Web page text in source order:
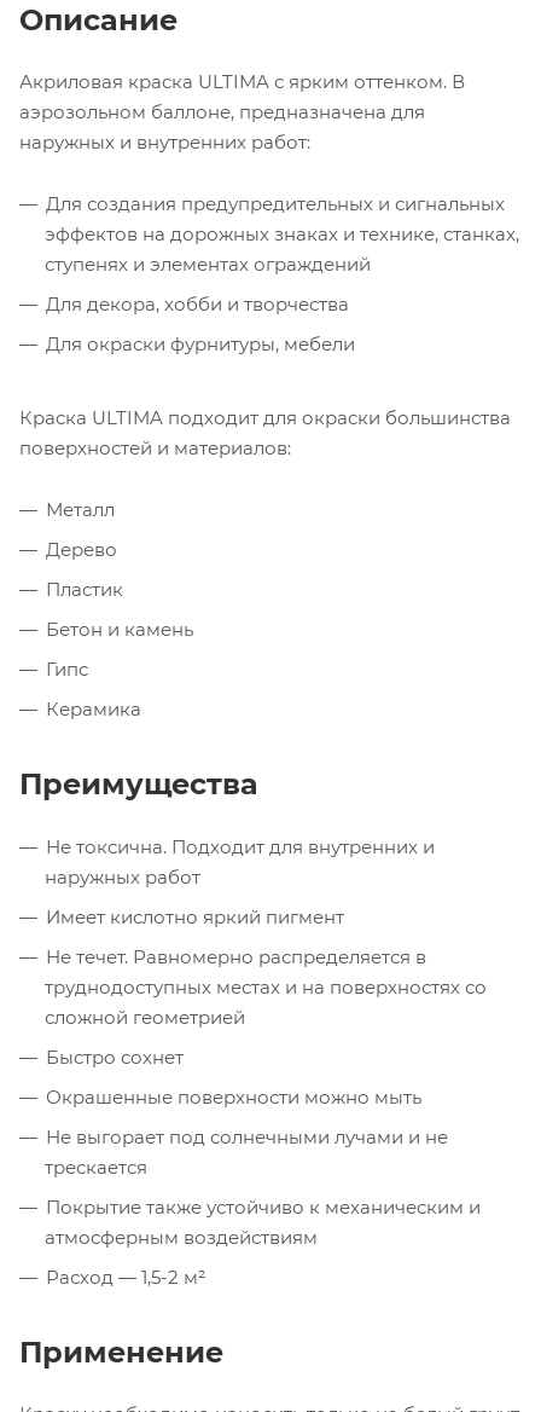
Описание
Акриловая краска ULTIMA с ярким оттенком. В
аэрозольном баллоне, предназначена для
наружных и внутренних работ:
Для создания предупредительных и сигнальных
эффектов на дорожных знаках и технике, станках,
ступенях и элементах ограждений
Для декора, хобби и творчества
Для окраски фурнитуры, мебели
Краска ULTIMA подходит для окраски большинства
поверхностей и материалов:
Металл
Дерево
Пластик
Бетон и камень
Гипс
Керамика
Преимущества
Не токсична. Подходит для внутренних и
наружных работ
Имеет кислотно яркий пигмент
Не течет. Равномерно распределяется в
труднодоступных местах и на поверхностях со
сложной геометрией
Быстро сохнет
Окрашенные поверхности можно мыть
Не выгорает под солнечными лучами и не
трескается
Покрытие также устойчиво к механическим и
атмосферным воздействиям
Расход — 1,5-2 м²
Применение